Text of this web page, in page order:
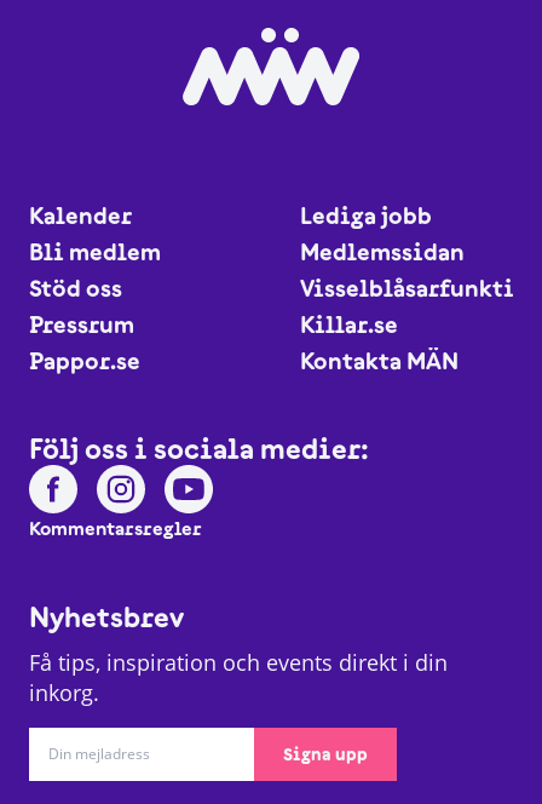
Kalender
Lediga jobb
Bli medlem
Medlemssidan
Stöd oss
Visselblåsarfunktion
Pressrum
Killar.se
Pappor.se
Kontakta MÄN
Följ oss i sociala medier:
Kommentarsregler
Nyhetsbrev
Få tips, inspiration och events direkt i din
inkorg.
Signa upp